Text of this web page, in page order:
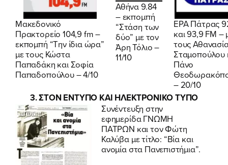
Μακεδονικό
Πρακτορείο 104,9 fm –
εκπομπή “Την ίδια ώρα”
με τους Κώστα
Παπαδάκη και Σοφία
Παπαδοπούλου – 4/10
Αθήνα 9.84
– εκπομπή
“Στάση των
δύο” με τον
Άρη Τόλιο –
11/10
ΕΡΑ Πάτρας
και 93,9 FM –
τους
Σταμοπούλου
Πάνο
– 20/10
3. ΣΤΟΝ ΕΝΤΥΠΟ ΚΑΙ ΗΛΕΚΤΡΟΝΙΚΟ ΤΥΠΟ
Συνέντευξη στην
εφημερίδαΓΝΩΜΗ
ΠΑΤΡΩΝ και τον Φώτη
Καλύβα με τίτλο: “Βία και
ανομία στα Πανεπιστήμια”.